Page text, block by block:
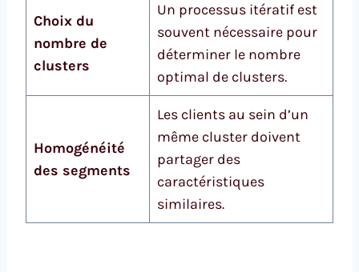
Choix du
nombre de
clusters
Un processus itératif est
souvent nécessaire pour
déterminer le nombre
optimal de clusters.
Homogénéité
des segments
Les clients au sein d’un
même cluster doivent
partager des
caractéristiques
similaires.